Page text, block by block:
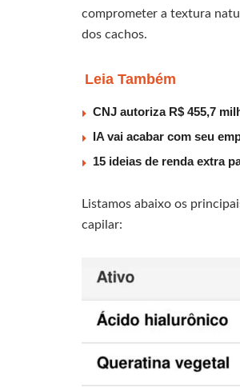
comprometer a textura
dos cachos.
Leia Também
CNJ autoriza R$ 455,7
IA vai acabar com seu
15 ideias de renda extra
Listamos abaixo os
capilar: